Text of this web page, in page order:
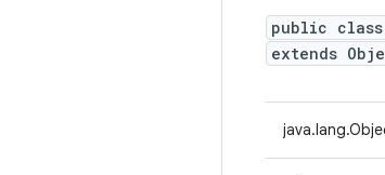
public
extends